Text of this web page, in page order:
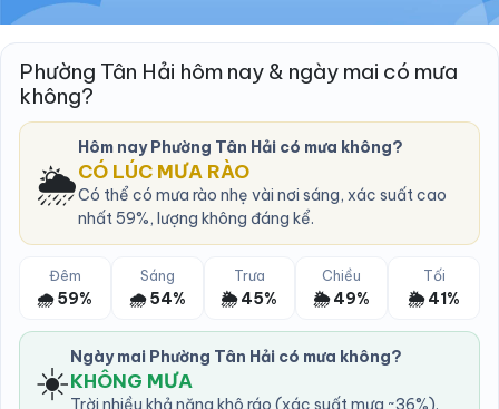
Phường Tân Hải hôm nay & ngày mai có mưa
không?
🌦️
Hôm nay Phường Tân Hải có mưa không?
CÓ LÚC MƯA RÀO
Có thể có mưa rào nhẹ vài nơi sáng, xác suất cao
nhất 59%, lượng không đáng kể.
Đêm
🌧️ 59%
Sáng
🌧️ 54%
Trưa
🌦️ 45%
Chiều
🌦️ 49%
Tối
🌦️ 41%
☀️ Ngày mai Phường Tân Hải có mưa không?
KHÔNG MƯA
Trời nhiều khả năng khô ráo (xác suất mưa ~36%).